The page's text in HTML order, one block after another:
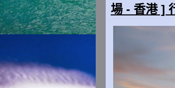
場 - 香港 ]